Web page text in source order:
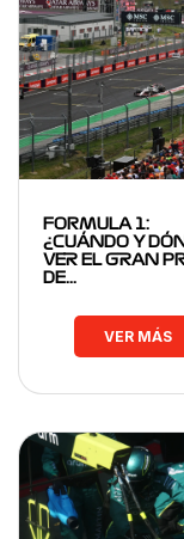
FORMULA 1:
¿CUÁNDO Y
VER EL GRAN
DE…
VER MÁS